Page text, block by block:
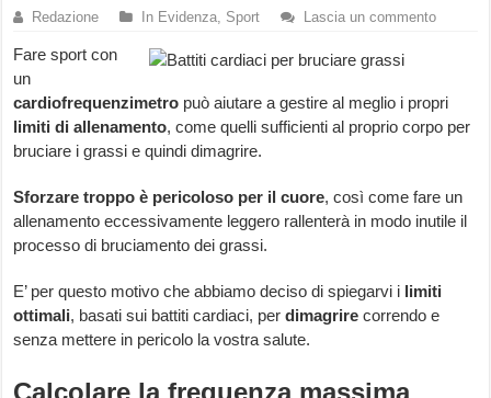
Redazione In Evidenza, Sport Lascia un commento
Fare sport con
un
cardiofrequenzimetro può aiutare a gestire al meglio i propri
limiti di allenamento, come quelli sufficienti al proprio corpo per
bruciare i grassi e quindi dimagrire.
Sforzare troppo è pericoloso per il cuore, così come fare un
allenamento eccessivamente leggero rallenterà in modo inutile il
processo di bruciamento dei grassi.
E’ per questo motivo che abbiamo deciso di spiegarvi i limiti
ottimali, basati sui battiti cardiaci, perdimagrire correndo e
senza mettere in pericolo la vostra salute.